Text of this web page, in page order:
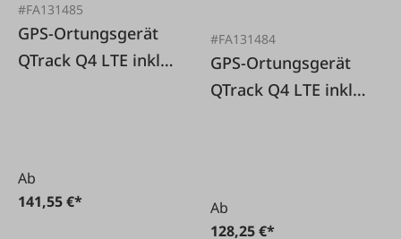
#FA131485
GPS-Ortungsgerät
QTrack Q4 LTE inkl.
Ab
141,55 €*
#FA131484
GPS-Ortungsgerät
QTrack Q4 LTE inkl.
Ab
128,25 €*